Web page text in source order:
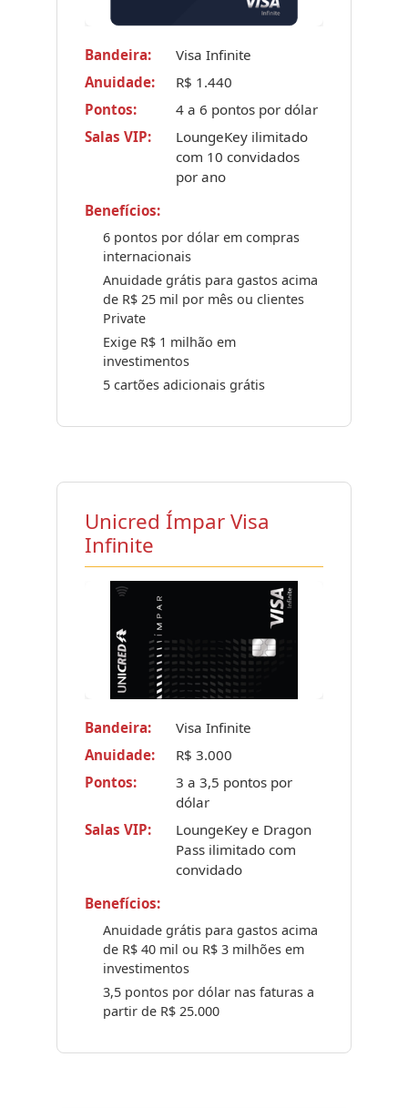
Bandeira:
Visa Infinite
Anuidade:
R$ 1.440
Pontos:
4 a 6 pontos por dólar
Salas VIP:
LoungeKey ilimitado
com 10 convidados
por ano
Benefícios:
6 pontos por dólar em compras
internacionais
Anuidade grátis para gastos acima
de R$ 25 mil por mês ou clientes
Private
Exige R$ 1 milhão em
investimentos
5 cartões adicionais grátis
Unicred Ímpar Visa
Infinite
Bandeira:
Visa Infinite
Anuidade:
R$ 3.000
Pontos:
3 a 3,5 pontos por
dólar
Salas VIP:
LoungeKey e Dragon
Pass ilimitado com
convidado
Benefícios:
Anuidade grátis para gastos acima
de R$ 40 mil ou R$ 3 milhões em
investimentos
3,5 pontos por dólar nas faturas a
partir de R$ 25.000